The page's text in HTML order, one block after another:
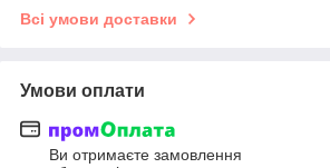
Всі умови доставки
Умови оплати
Ви отримаєте замовлення